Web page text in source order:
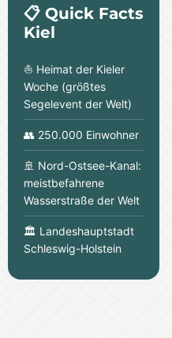
📋 Quick Facts
Kiel
⛵ Heimat der Kieler
Woche (größtes
Segelevent der Welt)
👥 250.000 Einwohner
🚢 Nord-Ostsee-Kanal:
meistbefahrene
Wasserstraße der Welt
🏛️ Landeshauptstadt
Schleswig-Holstein